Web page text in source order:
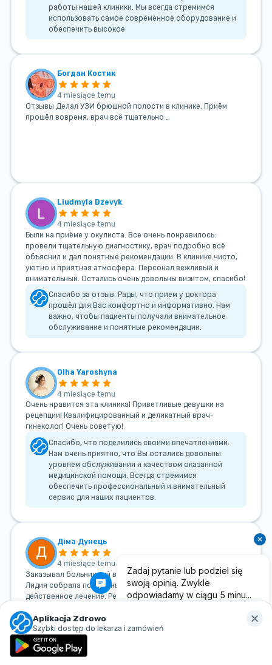
Aplikacja Zdrowo
Szybki dostęp do lekarza i zamówień
работы нашей клиники. Мы всегда стремимся
использовать самое современное оборудование и
обеспечить высокое
Богдан Костик
4 miesiące temu
Отзывы Делал УЗИ брюшной полости в клинике. Приём
прошёл вовремя, врач всё тщательно …
Liudmyla Dzevyk
4 miesiące temu
Были на приёме у окулиста. Все очень понравилось:
провели тщательную диагностику, врач подробно всё
объяснил и дал понятные рекомендации. В клинике чисто,
уютно и приятная атмосфера. Персонал вежливый и
внимательный. Остались очень довольны визитом, спасибо!
Спасибо за отзыв. Рады, что прием у доктора
прошёл для Вас комфортно и информативно. Нам
важно, чтобы пациенты получали внимательное
обслуживание и понятные рекомендации.
Olha Yaroshyna
4 miesiące temu
Очень нравится эта клиника! Приветливые девушки на
рецепции! Квалифицированный и деликатный врач-
гинеколог! Очень советую!
Спасибо, что поделились своими впечатлениями.
Нам очень приятно, что Вы остались довольны
уровнем обслуживания и качеством оказанной
медицинской помощи. Всегда стремимся
обеспечить профессиональный и внимательный
сервис для наших пациентов.
Діма Дунець
4 miesiące temu
Заказывал больничный все вовремя и качественно, врач
Лидия собрала подробный анамнез и выставила
действенное лечение. Рекомендую
процесс оформления больничного был
осуществлен своевременно и на высоком уровне.
Мы стремимся обеспечить профессиональную
медицинскую помощь и высокий стандарт